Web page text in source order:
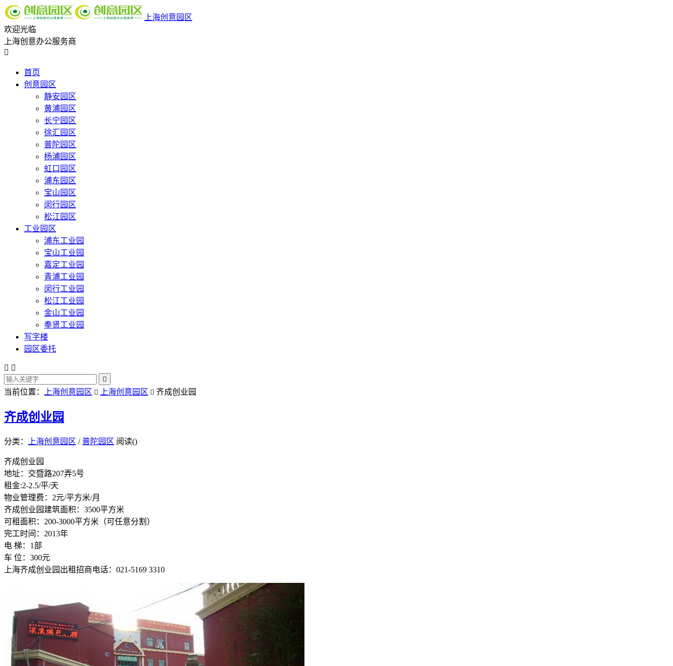
上海创意园区
欢迎光临
上海创意办公服务商

首页
创意园区
静安园区
黄浦园区
长宁园区
徐汇园区
普陀园区
杨浦园区
虹口园区
浦东园区
宝山园区
闵行园区
松江园区
工业园区
浦东工业园
宝山工业园
嘉定工业园
青浦工业园
闵行工业园
松江工业园
金山工业园
奉贤工业园
写字楼
园区委托
 

当前位置： 上海创意园区  上海创意园区  齐成创业园
齐成创业园
分类： 上海创意园区 /普陀园区 阅读()
齐成创业园
地址：交暨路207弄5号
租金:2-2.5/平/天
物业管理费：2元/平方米/月
齐成创业园建筑面积：3500平方米
可租面积：200-3000平方米（可任意分割）
完工时间：2013年
电 梯：1部
车 位：300元
上海齐成创业园出租招商电话：021-5169 3310